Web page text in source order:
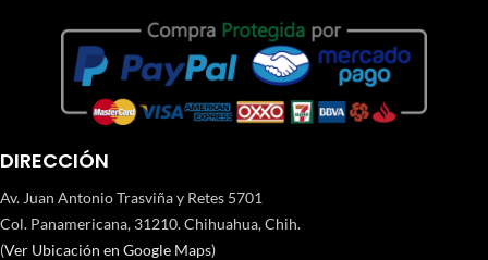
DIRECCIÓN
Av. Juan Antonio Trasviña y Retes 5701
Col. Panamericana, 31210. Chihuahua, Chih.
(Ver Ubicación en Google Maps)